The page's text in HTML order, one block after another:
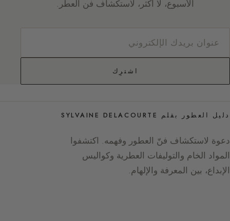
الأسبوع، لا أكثر، لاستكشاف فن العطر.
اشترِك
دليل العطور بقلم SYLVAINE DELACOURTE
دعوة لاستكشاف فنّ العطور وفهمه. اكتشفوا
المواد الخام والتوليفات العطرية وكواليس
الإبداع، بين المعرفة والإلهام.